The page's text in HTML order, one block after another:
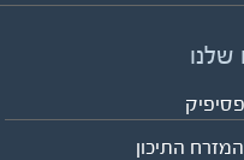
שלנו
התיכון